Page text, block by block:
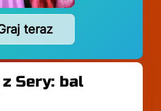
teraz
Sery: bal